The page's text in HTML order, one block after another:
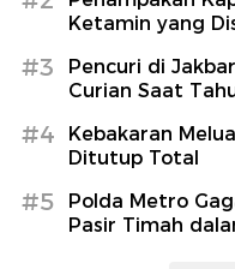
Ketamin yang
#3
Pencuri di
Curian Saat
#4
Kebakaran
Ditutup Total
#5
Polda Metro
Pasir Timah